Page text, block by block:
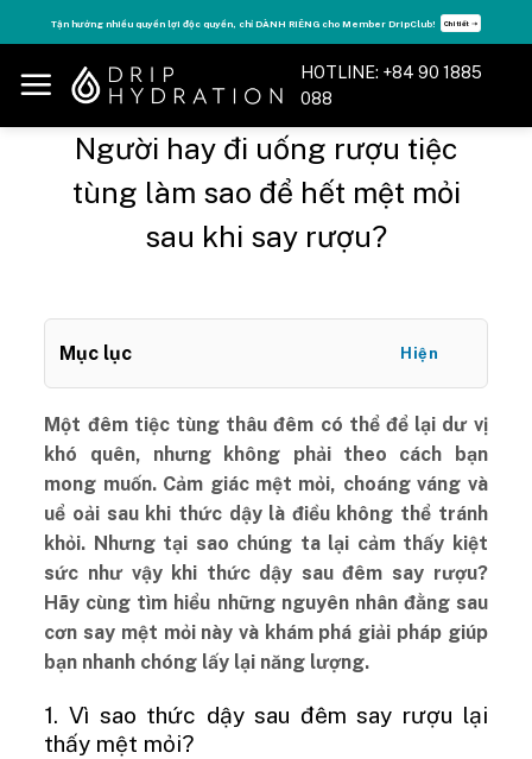
to
content
Tận hưởng nhiều quyền lợi độc quyền, chỉ DÀNH RIÊNG cho Member DripClub! Chi tiết ➝
HOTLINE: +84 90 1885
088
Người hay đi uống rượu tiệc
tùng làm sao để hết mệt mỏi
sau khi say rượu?
Mục lục Hiện
Một đêm tiệc tùng thâu đêm có thể để lại dư vị
khó quên, nhưng không phải theo cách bạn
mong muốn. Cảm giác mệt mỏi, choáng váng và
uể oải sau khi thức dậy là điều không thể tránh
khỏi. Nhưng tại sao chúng ta lại cảm thấy kiệt
sức như vậy khi thức dậy sau đêm say rượu?
Hãy cùng tìm hiểu những nguyên nhân đằng sau
cơn say mệt mỏi này và khám phá giải pháp giúp
bạn nhanh chóng lấy lại năng lượng.
1. Vì sao thức dậy sau đêm say rượu lại
thấy mệt mỏi?